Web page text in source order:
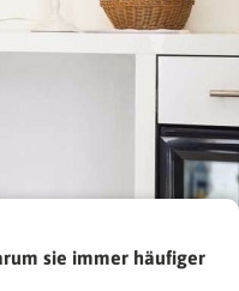
sie immer häufiger